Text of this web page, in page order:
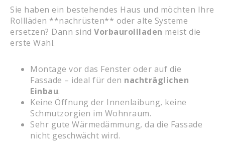
Sie haben ein bestehendes Haus und möchten Ihre
Rollläden **nachrüsten** oder alte Systeme
ersetzen? Dann sind Vorbaurollladen meist die
erste Wahl.
Montage vor das Fenster oder auf die
Fassade – ideal für den nachträglichen
Einbau.
Keine Öffnung der Innenlaibung, keine
Schmutzorgien im Wohnraum.
Sehr gute Wärmedämmung, da die Fassade
nicht geschwächt wird.